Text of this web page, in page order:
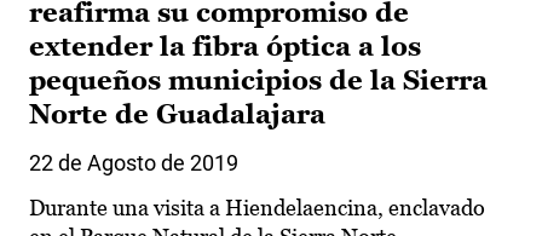
reafirma su compromiso de
extender la fibra óptica a los
pequeños municipios de la Sierra
Norte de Guadalajara
22 de Agosto de 2019
Durante una visita a Hiendelaencina, enclavado